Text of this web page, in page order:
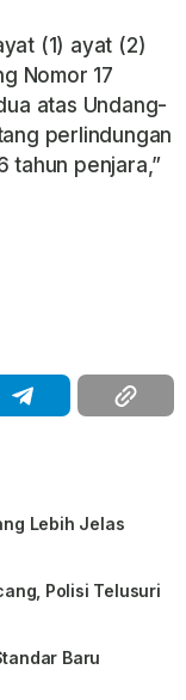
(1) ayat (2)
Nomor 17
atas Undang-
perlindungan
tahun penjara,”
Lebih Jelas
Polisi Telusuri
Baru